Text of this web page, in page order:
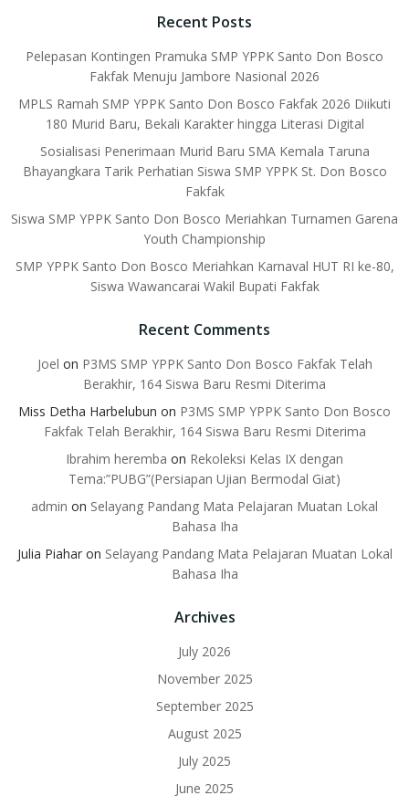
Recent Posts
Pelepasan Kontingen Pramuka SMP YPPK Santo Don Bosco
Fakfak Menuju Jambore Nasional 2026
MPLS Ramah SMP YPPK Santo Don Bosco Fakfak 2026 Diikuti
180 Murid Baru, Bekali Karakter hingga Literasi Digital
Sosialisasi Penerimaan Murid Baru SMA Kemala Taruna
Bhayangkara Tarik Perhatian Siswa SMP YPPK St. Don Bosco
Fakfak
Siswa SMP YPPK Santo Don Bosco Meriahkan Turnamen Garena
Youth Championship
SMP YPPK Santo Don Bosco Meriahkan Karnaval HUT RI ke-80,
Siswa Wawancarai Wakil Bupati Fakfak
Recent Comments
Joel on P3MS SMP YPPK Santo Don Bosco Fakfak Telah
Berakhir, 164 Siswa Baru Resmi Diterima
Miss Detha Harbelubun on P3MS SMP YPPK Santo Don Bosco
Fakfak Telah Berakhir, 164 Siswa Baru Resmi Diterima
Ibrahim heremba on Rekoleksi Kelas IX dengan
Tema:”PUBG”(Persiapan Ujian Bermodal Giat)
admin on Selayang Pandang Mata Pelajaran Muatan Lokal
Bahasa Iha
Julia Piaharon Selayang Pandang Mata Pelajaran Muatan Lokal
Bahasa Iha
Archives
July 2026
November 2025
September 2025
August 2025
July 2025
June 2025